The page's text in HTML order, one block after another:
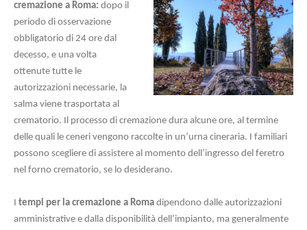
cremazione a Roma: dopo il
periodo di osservazione
obbligatorio di 24 ore dal
decesso, e una volta
ottenute tutte le
autorizzazioni necessarie, la
salma viene trasportata al
crematorio. Il processo di cremazione dura alcune ore, al termine
delle quali le ceneri vengono raccolte in un’urna cineraria. I familiari
possono scegliere di assistere al momento dell’ingresso del feretro
nel forno crematorio, se lo desiderano.
I tempi per la cremazione a Roma dipendono dalle autorizzazioni
amministrative e dalla disponibilità dell’impianto, ma generalmente